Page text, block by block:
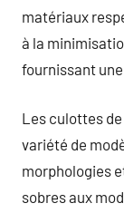
matériaux
à la
fournissant
Les culottes
variété de
morphologies
sobres aux